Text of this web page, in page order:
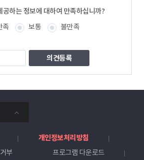
공하는 정보에 대하여 만족하십니까?
족 보통
불만족
개인정보처리방침
부
프로그램 다운로드